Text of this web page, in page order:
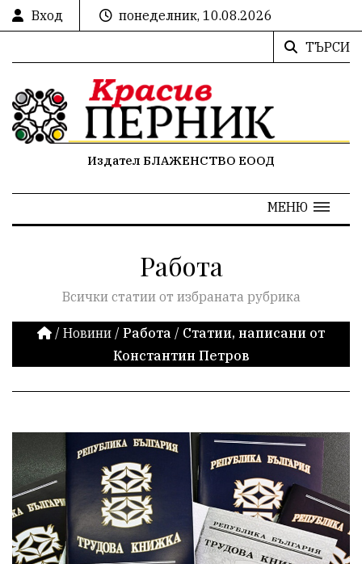
Вход
понеделник, 10.08.2026
ТЪРСИ
Издател БЛАЖЕНСТВО ЕООД
МЕНЮ
Работа
Всички статии от избраната рубрика
/ Новини / Работа / Статии, написани от
Константин Петров